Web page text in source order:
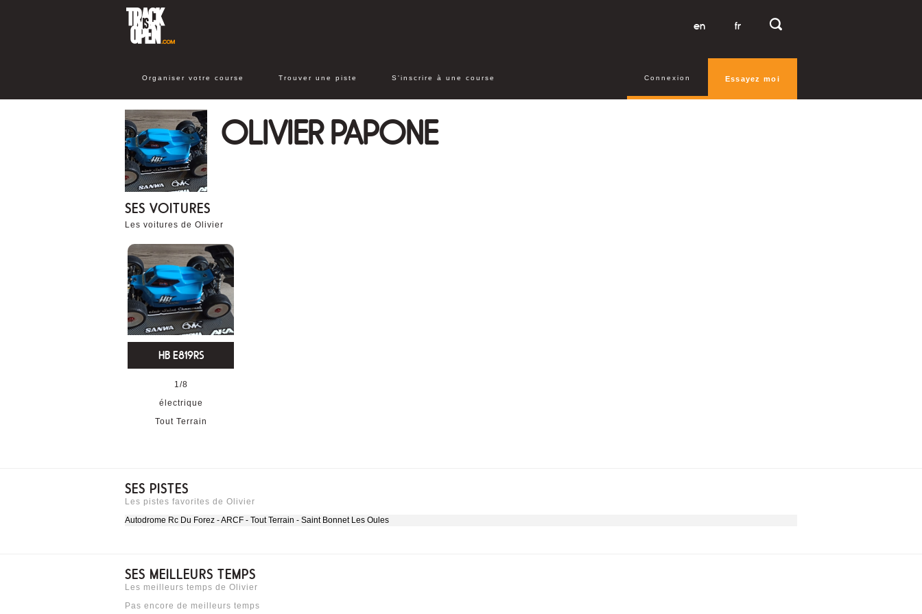
en fr
Organiser votre course Trouver une piste S'inscrire à une course Connexion Essayez moi
OLIVIER PAPONE
SES VOITURES
Les voitures de Olivier
HB E819RS
1/8
électrique
Tout Terrain
SES PISTES
Les pistes favorites de Olivier
Autodrome Rc Du Forez - ARCF - Tout Terrain - Saint Bonnet Les Oules
SES MEILLEURS TEMPS
Les meilleurs temps de Olivier
Pas encore de meilleurs temps